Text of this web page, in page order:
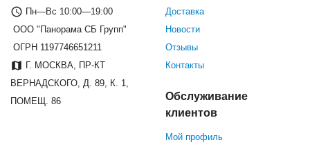
Пн—Вс 10:00—19:00
ООО "Панорама СБ Групп"
ОГРН 1197746651211
Г. МОСКВА, ПР-КТ
ВЕРНАДСКОГО, Д. 89, К. 1,
ПОМЕЩ. 86
Доставка
Новости
Отзывы
Контакты
Обслуживание
клиентов
Мой профиль